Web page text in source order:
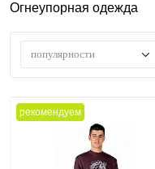
Огнеупорная одежда
популярности
рекомендуем